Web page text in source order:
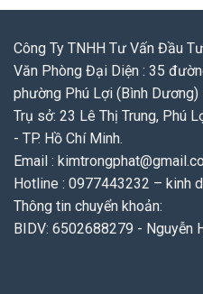
Công Ty TNHH Tư Vấn Đầu
Văn Phòng Đại Diện : 35
phường Phú Lợi (Bình Dương)
Trụ sở: 23 Lê Thị Trung, Phú
- TP. Hồ Chí Minh.
Email :
Hotline : 0977443232 – kinh
Thông tin chuyển khoản:
BIDV: 6502688279 - Nguyễn